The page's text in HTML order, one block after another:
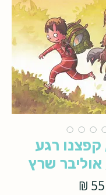
קפצנו רגע
שרץ